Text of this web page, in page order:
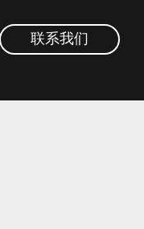
联系我们